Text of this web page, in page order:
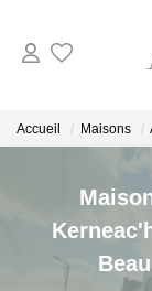
Accueil Maisons